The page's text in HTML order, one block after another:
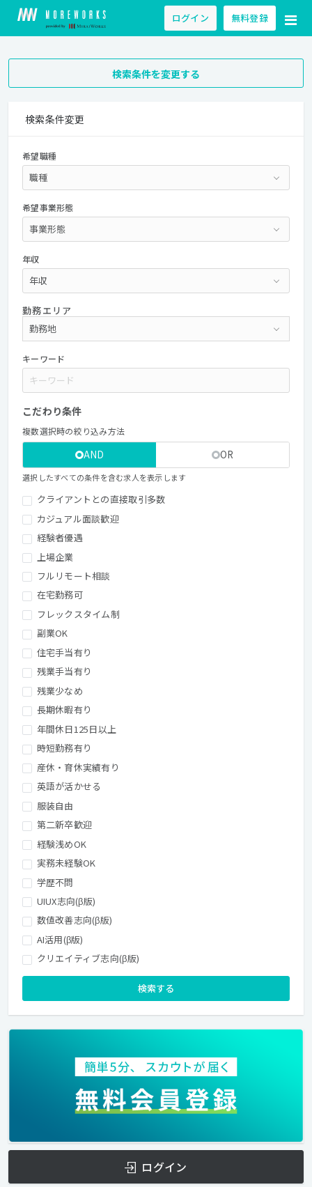
ログイン 無料登録
検索条件を変更する
検索条件変更
希望職種
希望事業形態
年収
勤務エリア
キーワード
こだわり条件
複数選択時の絞り込み方法
AND OR
選択したすべての条件を含む求人を表示します
クライアントとの直接取引多数
カジュアル面談歓迎
経験者優遇
上場企業
フルリモート相談
在宅勤務可
フレックスタイム制
副業OK
住宅手当有り
残業手当有り
残業少なめ
長期休暇有り
年間休日125日以上
時短勤務有り
産休・育休実績有り
英語が活かせる
服装自由
第二新卒歓迎
経験浅めOK
実務未経験OK
学歴不問
UIUX志向(β版)
数値改善志向(β版)
AI活用(β版)
クリエイティブ志向(β版)
検索する
ログイン